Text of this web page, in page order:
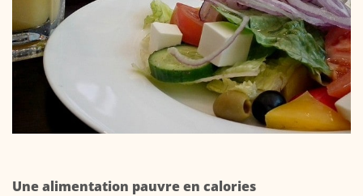
Une alimentation pauvre en calories